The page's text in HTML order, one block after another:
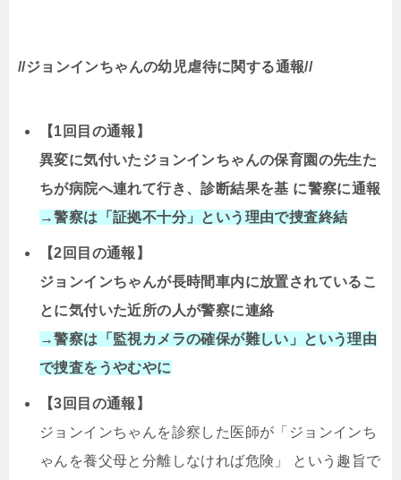
//ジョンインちゃんの幼児虐待に関する通報//
【1回目の通報】
異変に気付いたジョンインちゃんの保育園の先生た
ちが病院へ連れて行き、診断結果を基 に警察に通報
→警察は「証拠不十分」という理由で捜査終結
【2回目の通報】
ジョンインちゃんが長時間車内に放置されているこ
とに気付いた近所の人が警察に連絡
→警察は「監視カメラの確保が難しい」という理由
で捜査をうやむやに
【3回目の通報】
ジョンインちゃんを診察した医師が「ジョンインち
ゃんを養父母と分離しなければ危険」 という趣旨で